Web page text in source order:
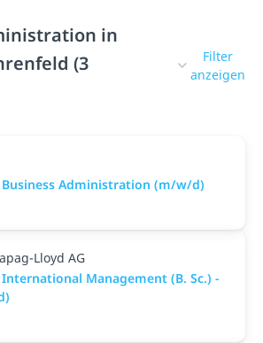
in
(3
Filter
anzeigen
Administration (m/w/d)
Lloyd AG
Management (B. Sc.) -